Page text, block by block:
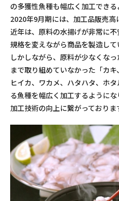
の多獲性魚種も幅広く加工できる
2020年9月期には、加工品販売高
近年は、原料の水揚げが非常に
規格を変えながら商品を製造して
しかしながら、原料が少なくな
まで取り組めていなかった「カキ
ヒイカ、ワカメ、ハタハタ、ホ
る魚種を幅広く加工するようにな
加工技術の向上に繋がっておりま